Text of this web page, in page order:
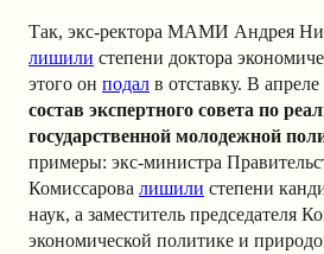
Так, экс-ректора МАМИ Андрея
лишили степени доктора
этого он подал в отставку. В
состав экспертного совета по
государственной молодежной
примеры: экс-министра
Комиссарова лишили степени
наук, а заместитель председателя
экономической политике и